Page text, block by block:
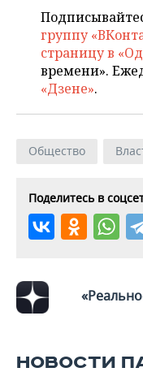
группу
страницу в
времени».
«Дзене».
Общество
Поделитесь в
НОВОСТИ